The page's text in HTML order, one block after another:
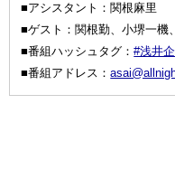
■アシスタント：関根麻里
■ゲスト：関根勤、小堺一機
■番組ハッシュタグ：#浅井
■番組アドレス：